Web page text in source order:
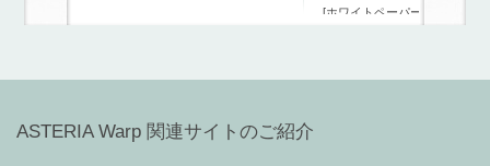
[ホワイトペーパー]
ASTERIA Warp 関連サイトのご紹介